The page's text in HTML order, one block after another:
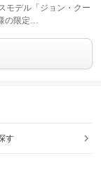
モデル「ジョン・クー
の限定…
す